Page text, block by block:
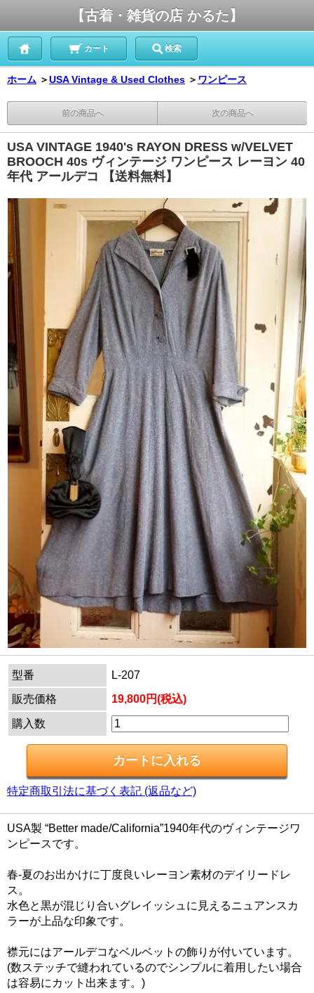
【古着・雑貨の店 かるた】
カート 検索
ホーム ＞USA Vintage & Used Clothes ＞ ワンピース
前の商品へ 次の商品へ
USA VINTAGE 1940's RAYON DRESS w/VELVET
BROOCH 40s ヴィンテージ ワンピース レーヨン 40
年代 アールデコ 【送料無料】
型番
L-207
販売価格
19,800円(税込)
購入数
特定商取引法に基づく表記 (返品など)
USA製 “Better made/California”1940年代のヴィンテージワ
ンピースです。
春-夏のお出かけに丁度良いレーヨン素材のデイリードレ
ス。
水色と黒が混じり合いグレイッシュに見えるニュアンスカ
ラーが上品な印象です。
襟元にはアールデコなベルベットの飾りが付いています。
(数ステッチで縫われているのでシンプルに着用したい場合
は容易にカット出来ます。)